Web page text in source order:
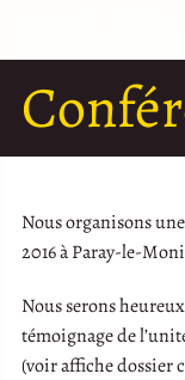
Nous organisons
2016 à Paray-le-
Nous serons
témoignage de
(voir affiche dossier